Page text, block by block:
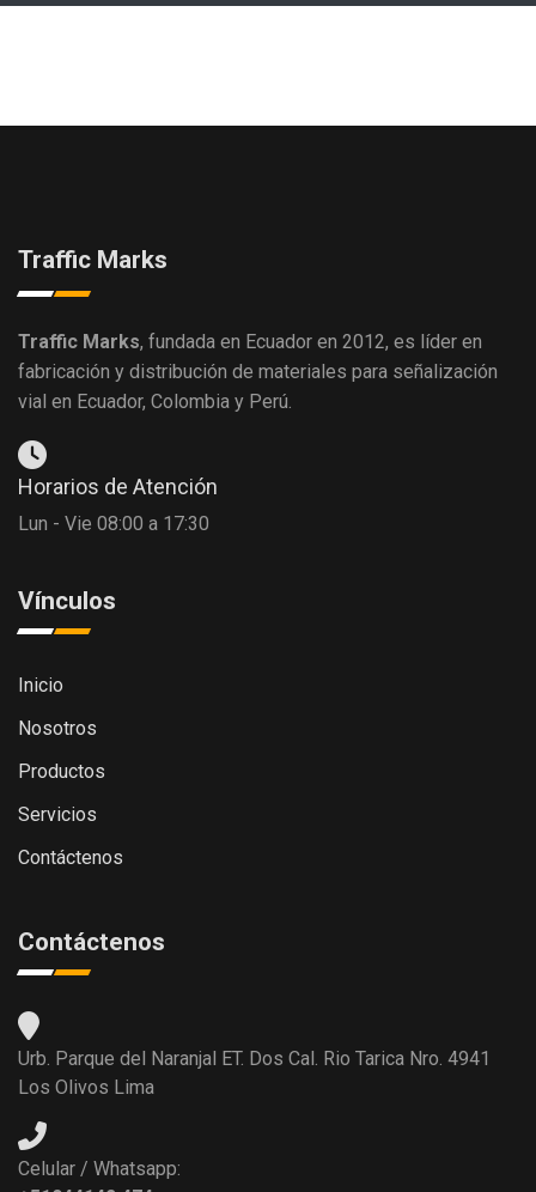
Traffic Marks
Traffic Marks, fundada en Ecuador en 2012, es líder en
fabricación y distribución de materiales para señalización
vial en Ecuador, Colombia y Perú.
Horarios de Atención
Lun - Vie 08:00 a 17:30
Vínculos
Inicio
Nosotros
Productos
Servicios
Contáctenos
Contáctenos
Urb. Parque del Naranjal ET. Dos Cal. Rio Tarica Nro. 4941
Los Olivos Lima
Celular / Whatsapp: